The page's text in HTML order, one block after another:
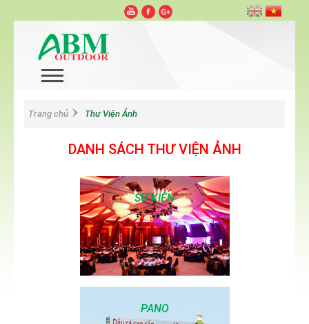
Trang chủ Thư Viện Ảnh
DANH SÁCH THƯ VIỆN ẢNH
SỰ KIỆN
PANO